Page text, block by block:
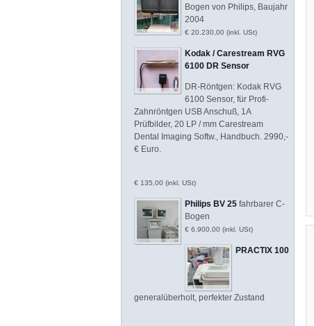
Bogen von Philips, Baujahr
2004
€ 20.230,00 (inkl. USt)
Kodak / Carestream RVG
6100 DR Sensor
DR-Röntgen: Kodak RVG
6100 Sensor, für Profi-
Zahnröntgen USB Anschuß, 1A
Prüfbilder, 20 LP / mm Carestream
Dental Imaging Softw., Handbuch. 2990,-
€ Euro.
€ 135,00 (inkl. USt)
Philips BV 25 fahrbarer C-
Bogen
€ 6.900,00 (inkl. USt)
PRACTIX 100
generalüberholt, perfekter Zustand